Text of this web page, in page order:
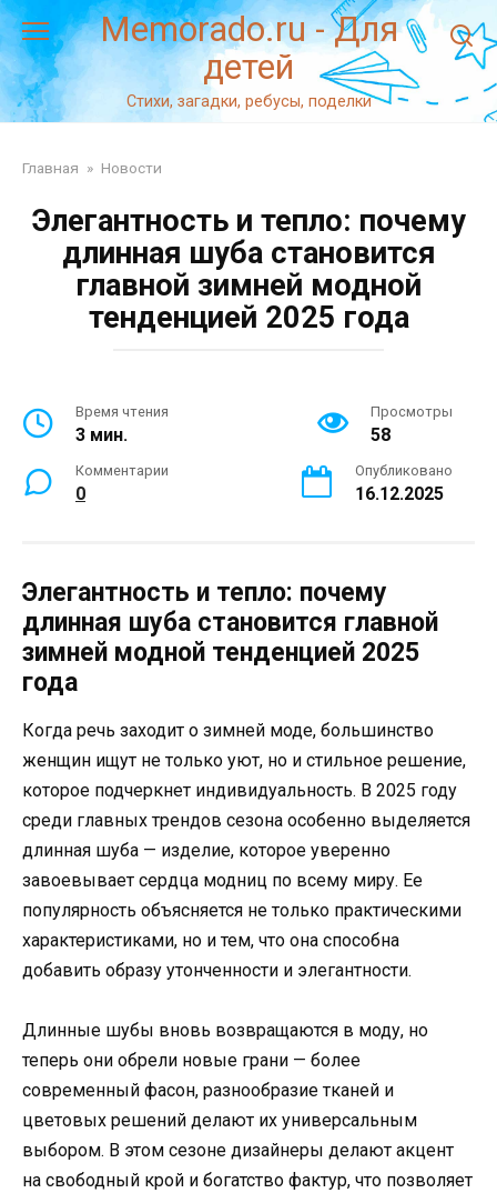
Перейти
к
контенту
Memorado.ru - Для
детей
Стихи, загадки, ребусы, поделки
Главная » Новости
Элегантность и тепло: почему
длинная шуба становится
главной зимней модной
тенденцией 2025 года
Время чтения
3 мин.
Просмотры
58
Комментарии
0
Опубликовано
16.12.2025
Элегантность и тепло: почему
длинная шуба становится главной
зимней модной тенденцией 2025
года
Когда речь заходит о зимней моде, большинство
женщин ищут не только уют, но и стильное решение,
которое подчеркнет индивидуальность. В 2025 году
среди главных трендов сезона особенно выделяется
длинная шуба — изделие, которое уверенно
завоевывает сердца модниц по всему миру. Ее
популярность объясняется не только практическими
характеристиками, но и тем, что она способна
добавить образу утонченности и элегантности.
Длинные шубы вновь возвращаются в моду, но
теперь они обрели новые грани — более
современный фасон, разнообразие тканей и
цветовых решений делают их универсальным
выбором. В этом сезоне дизайнеры делают акцент
на свободный крой и богатство фактур, что позволяет